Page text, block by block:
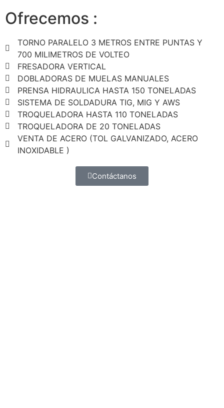
Ofrecemos :
TORNO PARALELO 3 METROS ENTRE PUNTAS Y
700 MILIMETROS DE VOLTEO
FRESADORA VERTICAL
DOBLADORAS DE MUELAS MANUALES
PRENSA HIDRAULICA HASTA 150 TONELADAS
SISTEMA DE SOLDADURA TIG, MIG Y AWS
TROQUELADORA HASTA 110 TONELADAS
TROQUELADORA DE 20 TONELADAS
VENTA DE ACERO (TOL GALVANIZADO, ACERO
INOXIDABLE )
Contáctanos